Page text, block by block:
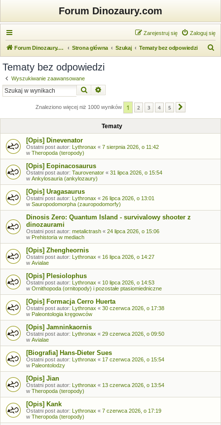
Forum Dinozaury.com
Zaloguj się
Zarejestruj się
Forum Dinozaury.com Strona główna Szukaj Tematy bez odpowiedzi
Tematy bez odpowiedzi
Wyszukiwanie zaawansowane
Szukaj
Znaleziono więcej niż 1000 wyników 1 2 3 4 5
Tematy
[Opis] Dinevenator
Ostatni post autor: Lythronax « 7 sierpnia 2026, o 11:42
w Theropoda (teropody)
[Opis] Eopinacosaurus
Ostatni post autor: Taurovenator « 31 lipca 2026, o 15:54
w Ankylosauria (ankylozaury)
[Opis] Uragasaurus
Ostatni post autor: Lythronax « 26 lipca 2026, o 13:01
w Sauropodomorpha (zauropodomorfy)
Dinosis Zero: Quantum Island - survivalowy shooter z
dinozaurami
Ostatni post autor: metalictrash « 24 lipca 2026, o 15:06
w Prehistoria w mediach
[Opis] Zhengheornis
Ostatni post autor: Lythronax « 16 lipca 2026, o 14:27
w Avialae
[Opis] Plesiolophus
Ostatni post autor: Lythronax « 10 lipca 2026, o 14:53
w Ornithopoda (ornitopody) i pozostałe ptasiomiedniczne
[Opis] Formacja Cerro Huerta
Ostatni post autor: Lythronax « 30 czerwca 2026, o 17:38
w Paleontologia kręgowców
[Opis] Jamninkaornis
Ostatni post autor: Lythronax « 29 czerwca 2026, o 09:50
w Avialae
[Biografia] Hans-Dieter Sues
Ostatni post autor: Lythronax « 17 czerwca 2026, o 15:54
w Paleontolodzy
[Opis] Jian
Ostatni post autor: Lythronax « 13 czerwca 2026, o 13:54
w Theropoda (teropody)
[Opis] Kank
Ostatni post autor: Lythronax « 7 czerwca 2026, o 17:19
w Theropoda (teropody)